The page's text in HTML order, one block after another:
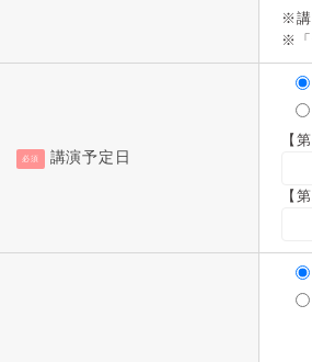
※講
※「
必須 講演予定日
【
【